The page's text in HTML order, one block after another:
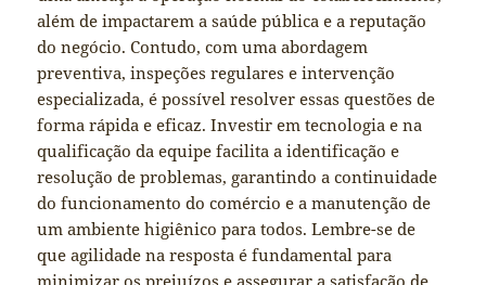
além de impactarem a saúde pública e a reputação
do negócio. Contudo, com uma abordagem
preventiva, inspeções regulares e intervenção
especializada, é possível resolver essas questões de
forma rápida e eficaz. Investir em tecnologia e na
qualificação da equipe facilita a identificação e
resolução de problemas, garantindo a continuidade
do funcionamento do comércio e a manutenção de
um ambiente higiênico para todos. Lembre-se de
que agilidade na resposta é fundamental para